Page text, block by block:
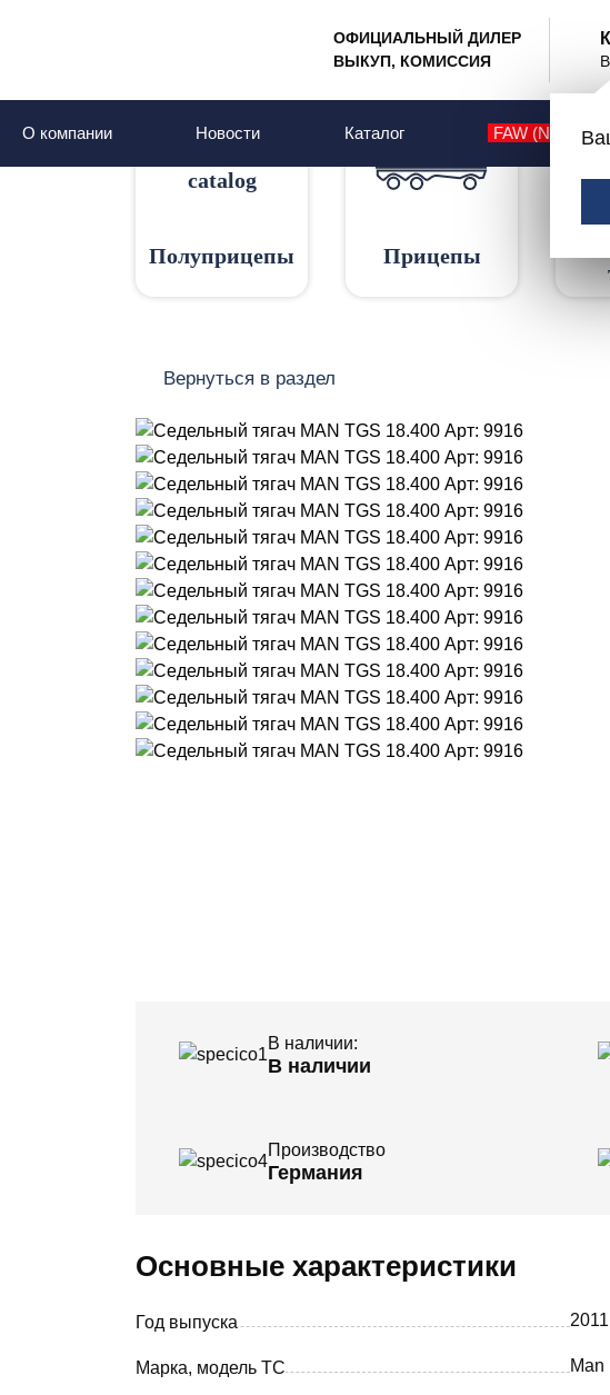
ОФИЦИАЛЬНЫЙ ДИЛЕР
ВЫКУП, КОМИССИЯ
О компании Новости Каталог FAW (NEW)
Седельные тягачи
Седельный тягач MAN
Полуприцепы Прицепы
Вернуться в раздел
В наличии:
В наличии
Производство
Германия
Основные характеристики
Год выпуска 2011
Марка, модель ТС Man